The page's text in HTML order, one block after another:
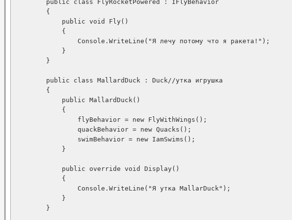
        public class FlyRocketPowered : IFlyBehavior
        {
            public void Fly()
            {
                Console.WriteLine("Я лечу потому что я ракета!");
            }
        }
        public class MallardDuck : Duck//утка игрушка
        {
            public MallardDuck()
            {
                flyBehavior = new FlyWithWings();
                quackBehavior = new Quacks();
                swimBehavior = new IamSwims();
            }
            public override void Display()
            {
                Console.WriteLine("Я утка MallarDuck");
            }
        }